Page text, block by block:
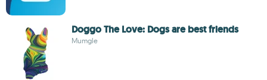
Doggo The Love: Dogs are best friends
Mumgle